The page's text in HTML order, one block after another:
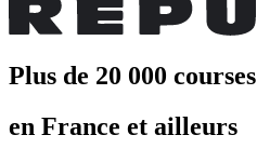
Plus de 20 000 courses
en France et ailleurs